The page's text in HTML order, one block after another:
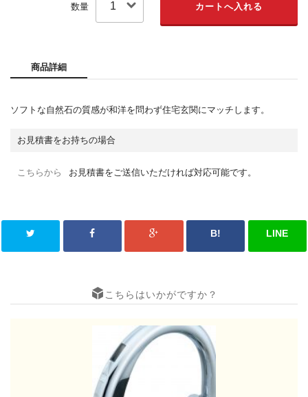
数量
商品詳細
ソフトな自然石の質感が和洋を問わず住宅玄関にマッチします。
お見積書をお持ちの場合
こちらから お見積書をご送信いただければ対応可能です。
B! LINE
こちらはいかがですか？